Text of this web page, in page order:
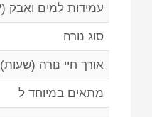
עמידות למים ואבק (IP)
סוג נורה
אורך חיי נורה (שעות)
מתאים במיוחד ל